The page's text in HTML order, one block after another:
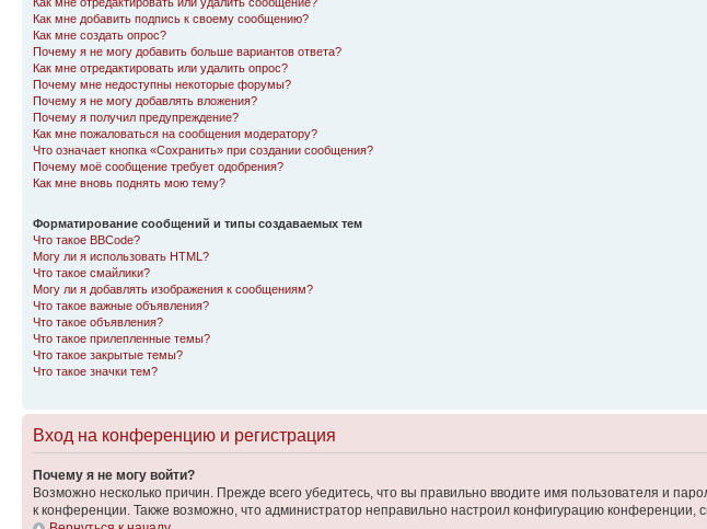
Как мне добавить подпись к своему сообщению?
Как мне создать опрос?
Почему я не могу добавить больше вариантов ответа?
Как мне отредактировать или удалить опрос?
Почему мне недоступны некоторые форумы?
Почему я не могу добавлять вложения?
Почему я получил предупреждение?
Как мне пожаловаться на сообщения модератору?
Что означает кнопка «Сохранить» при создании сообщения?
Почему моё сообщение требует одобрения?
Как мне вновь поднять мою тему?
Форматирование сообщений и типы создаваемых тем
Что такое BBCode?
Могу ли я использовать HTML?
Что такое смайлики?
Могу ли я добавлять изображения к сообщениям?
Что такое важные объявления?
Что такое объявления?
Что такое прилепленные темы?
Что такое закрытые темы?
Что такое значки тем?
Вход на конференцию и регистрация
Почему я не могу войти?
Возможно несколько причин. Прежде всего убедитесь, что вы правильно вводите имя пользователя и
к конференции. Также возможно, что администратор неправильно настроил конфигурацию конференции,